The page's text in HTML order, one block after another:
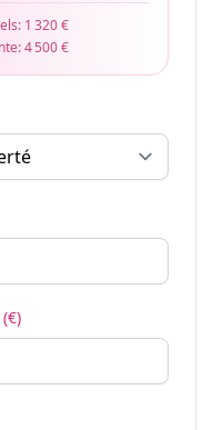
1 320 €
4 500 €
(€)